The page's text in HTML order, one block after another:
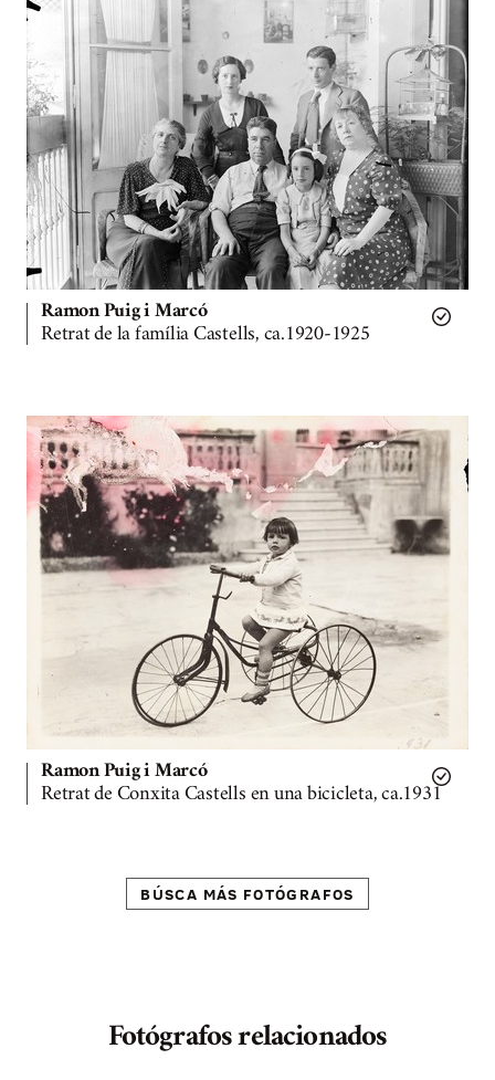
Ramon Puig i Marcó
Retrat de la família Castells, ca.1920-1925
Ramon Puig i Marcó
Retrat de Conxita Castells en una bicicleta, ca.1931
BÚSCA MÁS FOTÓGRAFOS
Fotógrafos relacionados